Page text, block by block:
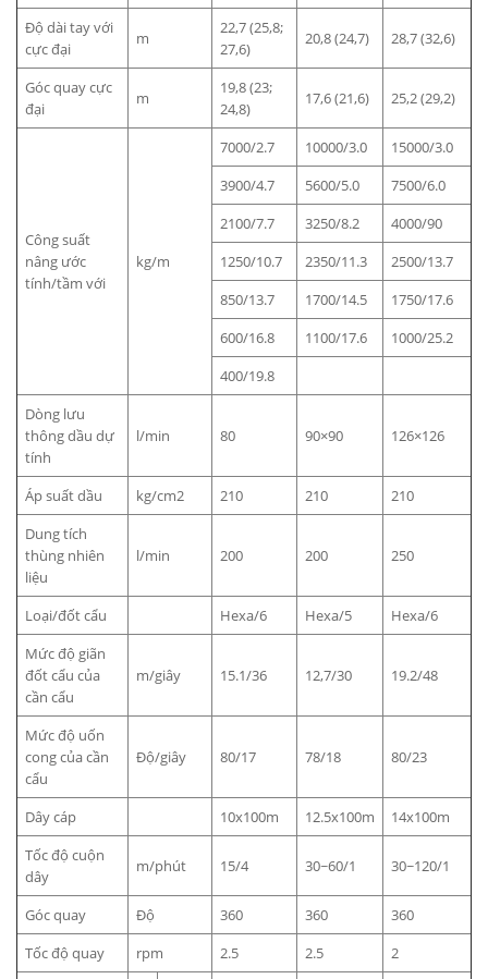
Độ dài tay với
cực đại
m
22,7 (25,8;
27,6)
20,8 (24,7) 28,7 (32,6)
Góc quay cực
đại
m
19,8 (23;
24,8)
17,6 (21,6) 25,2 (29,2)
Công suất
nâng ước
tính/tầm với
kg/m
7000/2.7 10000/3.0
15000/3.0
3900/4.7
5600/5.0
7500/6.0
2100/7.7
3250/8.2
4000/90
1250/10.7
2350/11.3
2500/13.7
850/13.7
1700/14.5
1750/17.6
600/16.8
1100/17.6
1000/25.2
400/19.8
Dòng lưu
thông dầu dự
tính
l/min 80 90×90 126×126
Áp suất dầu kg/cm2 210 210
210
Dung tích
thùng nhiên
liệu
l/min 200 200 250
Loại/đốt cẩu Hexa/6 Hexa/5
Hexa/6
Mức độ giãn
đốt cẩu của
cần cẩu
m/giây 15.1/36 12,7/30 19.2/48
Mức độ uốn
cong của cần
cẩu
Độ/giây 80/17 78/18 80/23
Dây cáp 10x100m 12.5x100m
14x100m
Tốc độ cuộn
dây
m/phút 15/4 30~60/1 30~120/1
Góc quay Độ 360 360
360
Tốc độ quay
rpm 2.5 2.5
2